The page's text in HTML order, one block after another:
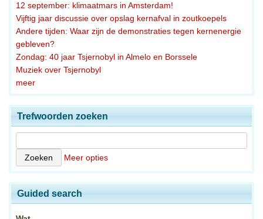
12 september: klimaatmars in Amsterdam!
Vijftig jaar discussie over opslag kernafval in zoutkoepels
Andere tijden: Waar zijn de demonstraties tegen kernenergie
gebleven?
Zondag: 40 jaar Tsjernobyl in Almelo en Borssele
Muziek over Tsjernobyl
meer
Trefwoorden zoeken
Meer opties
Guided search